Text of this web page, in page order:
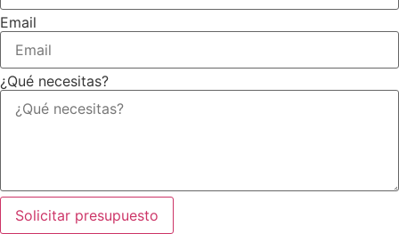
Email
¿Qué necesitas?
Solicitar presupuesto